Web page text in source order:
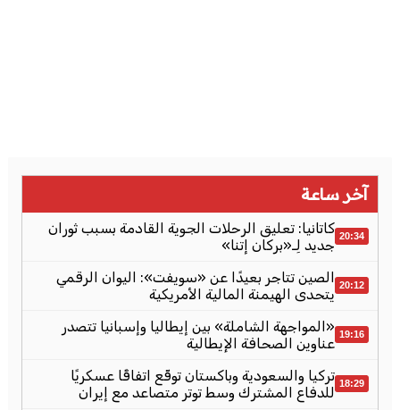
آخر ساعة
20:34 كاتانيا: تعليق الرحلات الجوية القادمة بسبب ثوران
جديد لِـ«بركان إتنا»
20:12 الصين تتاجر بعيدًا عن «سويفت»: اليوان الرقمي
يتحدى الهيمنة المالية الأمريكية
19:16 «المواجهة الشاملة» بين إيطاليا وإسبانيا تتصدر
عناوين الصحافة الإيطالية
18:29 تركيا والسعودية وباكستان توقّع اتفاقًا عسكريًا
للدفاع المشترك وسط توتر متصاعد مع إيران